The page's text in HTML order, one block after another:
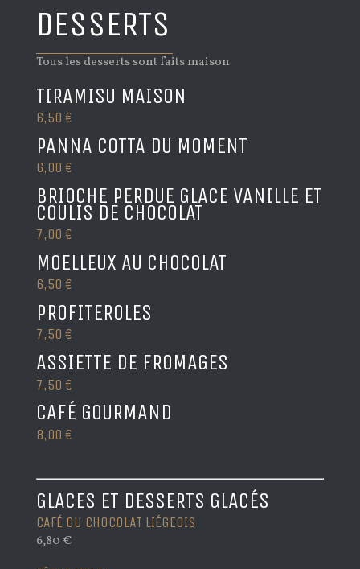
DESSERTS
Tous les desserts sont faits maison
TIRAMISU MAISON
6,50 €
PANNA COTTA DU MOMENT
6,00 €
BRIOCHE PERDUE GLACE VANILLE ET
COULIS DE CHOCOLAT
7,00 €
MOELLEUX AU CHOCOLAT
6,50 €
PROFITEROLES
7,50 €
ASSIETTE DE FROMAGES
7,50 €
CAFÉ GOURMAND
8,00 €
GLACES ET DESSERTS GLACÉS
CAFÉ OU CHOCOLAT LIÉGEOIS
6,80 €